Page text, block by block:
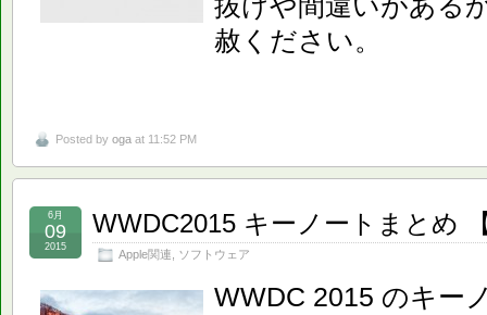
赦ください。
Posted by oga at 11:52 PM
WWDC2015 キーノートまとめ
Apple関連 ソフトウェア
6月
09
2015
WWDC 2015 のキー